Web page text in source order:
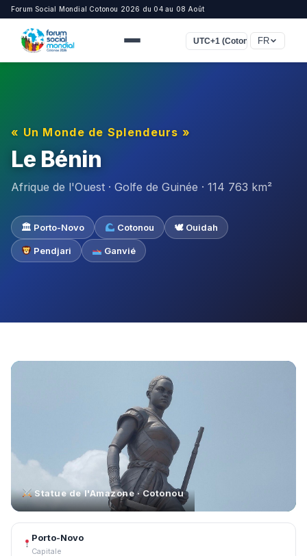
Forum Social Mondial Cotonou 2026 du 04 au 08 Août
UTC+1 (Cotonou, Lagos,
FR
« Un Monde de Splendeurs »
Le Bénin
Afrique de l'Ouest · Golfe de Guinée · 114 763 km²
🏛 Porto-Novo Cotonou 🕊 Ouidah
Pendjari Ganvié
Statue de l'Amazone · Cotonou
Porto-Novo
Capitale